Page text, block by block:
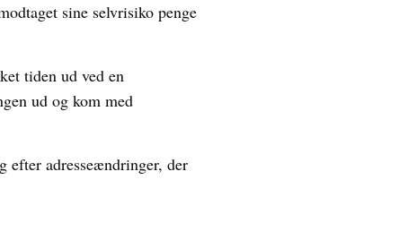
sine selvrisiko penge
tiden ud ved en
ud og kom med
efter adresseændringer, der